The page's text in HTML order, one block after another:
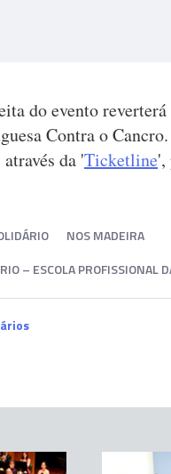
do evento
Contra o
da 'Ticketline',
NOS MADEIRA
– ESCOLA PROFISSIONAL